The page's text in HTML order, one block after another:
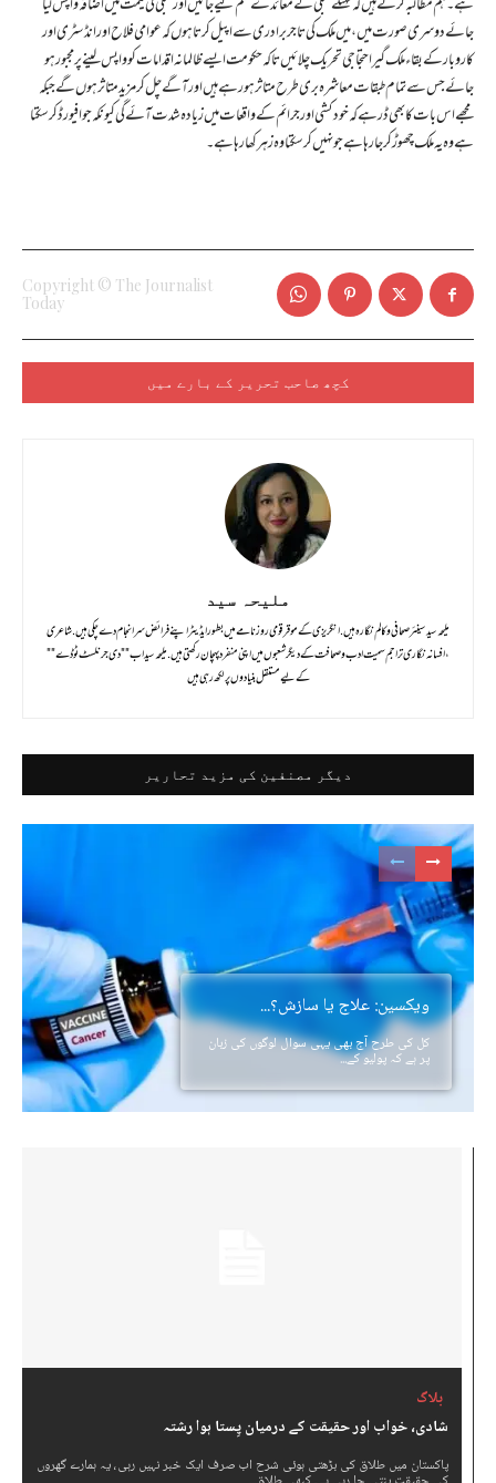
جائے دوسری صورت میں ، میں ملک کی تاجر برادری سے اپیل کرتا ہوں کہ عوامی فلاح اور انڈسٹری اور
کاروبار کے بقاء ملک گیر احتجاجی تحریک چلائیں تاکہ حکومت ایسے ظالمانہ اقدامات کو واپس لینے پر مجبور ہو
جائے جس سے تمام طبقات معاشرہ بری طرح متاثر ہو رہے ہیں اور آگے چل کر مزید متاثر ہوں گے جبکہ
مجھے اس بات کا بھی ڈر ہے کہ خودکشی اور جرائم کے واقعات میں زیادہ شدت آئے گی کیونکہ جو افیورڈ کر سکتا
ہے وہ یہ ملک چھوڑ کر جا رہا ہے جو نہیں کر سکتا وہ زہر کھا رہا ہے ۔
Copyright © The Journalist
Today
کچھ صاحب تحریر کے بارے میں
ملیحہ سید
ملیحہ سید سینئر صحافی و کالم نگارہ ہیں . انگریزی کے موقر قومی روزنامے میں بطور ایڈیٹر اپنے فرائض سر انجام دے چکی ہیں . شاعری
، افسانہ نگاری تراجم سمیت ادب و صحافت کے دیگر شعبوں میں اپنی منفرد پہچان رکھتی ہیں . ملیحہ سید اب ""دی جرنلسٹ ٹوڈے""
کے لیے مستقل بنیادوں پر لکھ رہی ہیں
دیگر مصنفین کی مزید تحاریر
ویکسین: علاج یا سازش؟...
کل کی طرح آج بھی یہی سوال لوگوں کی زبان
پر ہے کہ پولیو کے...
بلاگ
شادی، خواب اور حقیقت کے درمیان پِستا ہوا رشتہ
پاکستان میں طلاق کی بڑھتی ہوئی شرح اب صرف ایک خبر نہیں رہی، یہ ہمارے گھروں